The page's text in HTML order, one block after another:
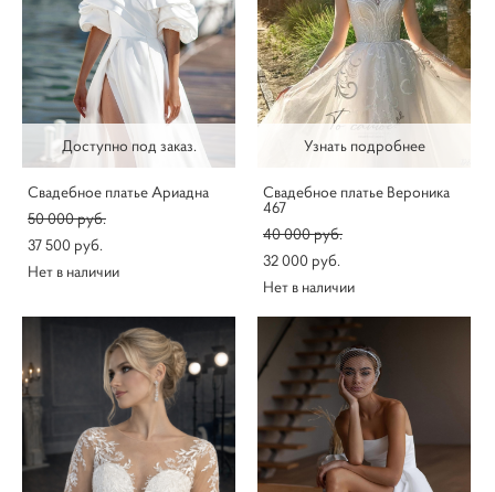
Доступно под заказ.
Свадебное платье Ариадна
50 000 pуб.
37 500 pуб.
Нет в наличии
Узнать подробнее
Свадебное платье Вероника
467
40 000 pуб.
32 000 pуб.
Нет в наличии